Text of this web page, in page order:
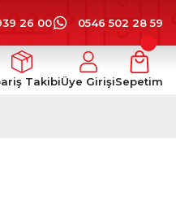
26 00 0546 502 28 59
TakibiÜye GirişiSepetim